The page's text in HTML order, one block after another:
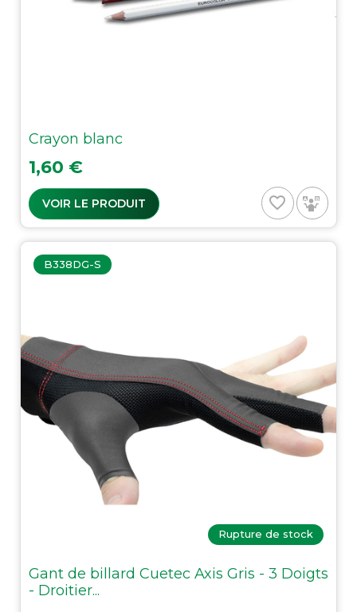
Crayon blanc
Prix
1,60 €
VOIR LE PRODUIT favorite_border
B338DG-S
Rupture de stock
Gant de billard Cuetec Axis Gris - 3 Doigts
- Droitier...